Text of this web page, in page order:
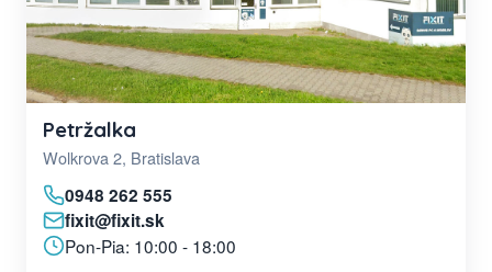
Petržalka
Wolkrova 2, Bratislava
0948 262 555
fixit@fixit.sk
Pon-Pia: 10:00 - 18:00